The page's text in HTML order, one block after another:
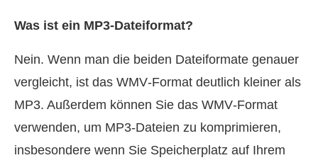
Was ist ein MP3‑Dateiformat?
Nein. Wenn man die beiden Dateiformate genauer
vergleicht, ist das WMV‑Format deutlich kleiner als
MP3. Außerdem können Sie das WMV‑Format
verwenden, um MP3‑Dateien zu komprimieren,
insbesondere wenn Sie Speicherplatz auf Ihrem